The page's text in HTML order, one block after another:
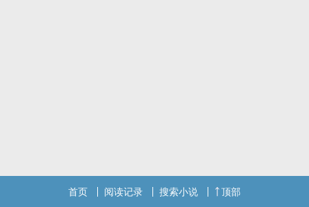
首页 阅读记录 搜索小说 顶部